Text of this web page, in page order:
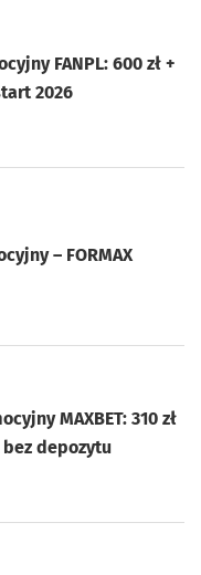
FANPL: 600 zł +
2026
– FORMAX
MAXBET: 310 zł
depozytu